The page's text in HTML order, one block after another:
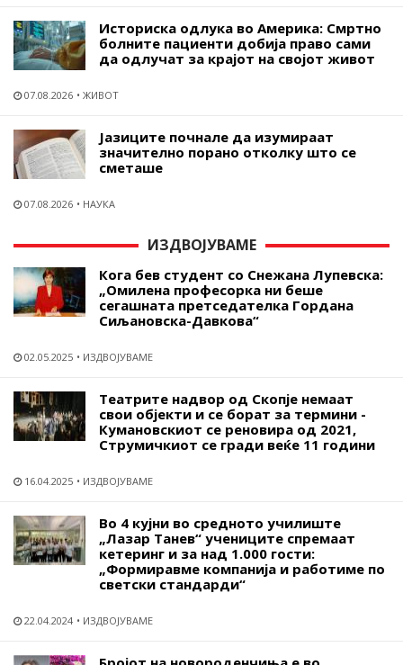
Историска одлука во Америка: Смртно
болните пациенти добија право сами
да одлучат за крајот на својот живот
07.08.2026 ЖИВОТ
Јазиците почнале да изумираат
значително порано отколку што се
сметаше
07.08.2026 НАУКА
ИЗДВОЈУВАМЕ
Кога бев студент со Снежана Лупевска:
„Омилена професорка ни беше
сегашната претседателка Гордана
Сиљановска-Давкова“
02.05.2025 ИЗДВОЈУВАМЕ
Театрите надвор од Скопје немаат
свои објекти и се борат за термини -
Кумановскиот се реновира од 2021,
Струмичкиот се гради веќе 11 години
16.04.2025 ИЗДВОЈУВАМЕ
Во 4 кујни во средното училиште
„Лазар Танев“ учениците спремаат
кетеринг и за над 1.000 гости:
„Формиравме компанија и работиме по
светски стандарди“
22.04.2024 ИЗДВОЈУВАМЕ